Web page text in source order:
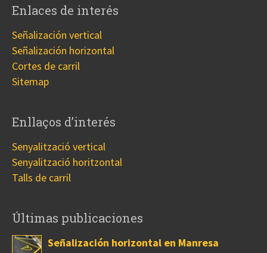
Enlaces de interés
Señalización vertical
Señalización horizontal
Cortes de carril
Sitemap
Enllaços d’interés
Senyalització vertical
Senyalització horitzontal
Talls de carril
Últimas publicaciones
Señalización horizontal en Manresa